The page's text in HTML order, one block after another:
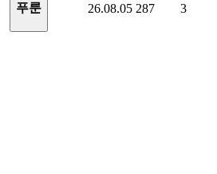
푸룬 26.08.05 287 3